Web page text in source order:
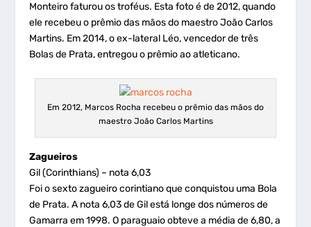
Monteiro faturou os troféus. Esta foto é de 2012, quando
ele recebeu o prêmio das mãos do maestro João Carlos
Martins. Em 2014, o ex-lateral Léo, vencedor de três
Bolas de Prata, entregou o prêmio ao atleticano.
Em 2012, Marcos Rocha recebeu o prêmio das mãos do
maestro João Carlos Martins
Zagueiros
Gil (Corinthians) – nota 6,03
Foi o sexto zagueiro corintiano que conquistou uma Bola
de Prata. A nota 6,03 de Gil está longe dos números de
Gamarra em 1998. O paraguaio obteve a média de 6,80, a